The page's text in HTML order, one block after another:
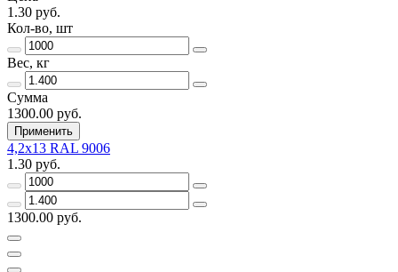
1.30 руб.
Кол-во, шт
Вес, кг
Сумма
1300.00 руб.
Применить
4,2х13 RAL 9006
1.30 руб.
1300.00 руб.